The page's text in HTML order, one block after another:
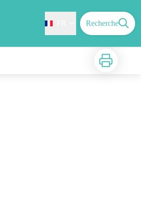
Recherche
Imprimer